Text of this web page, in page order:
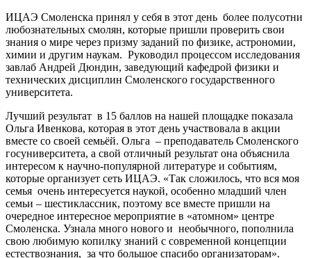
ИЦАЭ Смоленска принял у себя в этот день более полусотни
любознательных смолян, которые пришли проверить свои
знания о мире через призму заданий по физике, астрономии,
химии и другим наукам. Руководил процессом исследования
завлаб Андрей Дюндин, заведующий кафедрой физики и
технических дисциплин Смоленского государственного
университета.
Лучший результат в 15 баллов на нашей площадке показала
Ольга Ивенкова, которая в этот день участвовала в акции
вместе со своей семьёй. Ольга – преподаватель Смоленского
госуниверситета, а свой отличный результат она объяснила
интересом к научно-популярной литературе и событиям,
которые организует сеть ИЦАЭ. «Так сложилось, что вся моя
семья очень интересуется наукой, особенно младший член
семьи – шестиклассник, поэтому все вместе пришли на
очередное интересное мероприятие в «атомном» центре
Смоленска. Узнала много нового и необычного, пополнила
свою любимую копилку знаний с современной концепции
естествознания, за что большое спасибо организаторам».